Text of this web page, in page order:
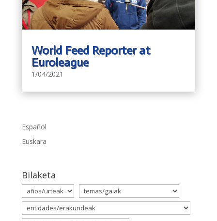
World Feed Reporter at
Euroleague
1/04/2021
Español
Euskara
Bilaketa